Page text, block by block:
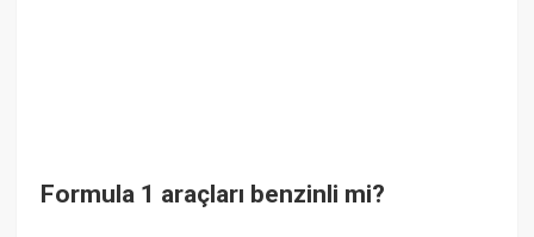
Formula 1 araçları benzinli mi?